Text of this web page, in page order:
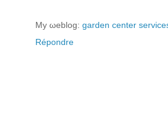
My ωeblog: garden center
Répondre